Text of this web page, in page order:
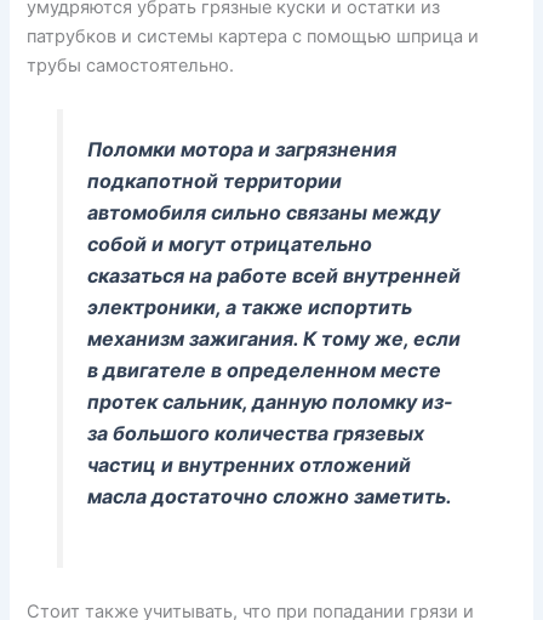
умудряются убрать грязные куски и остатки из
патрубков и системы картера с помощью шприца и
трубы самостоятельно.
Поломки мотора и загрязнения
подкапотной территории
автомобиля сильно связаны между
собой и могут отрицательно
сказаться на работе всей внутренней
электроники, а также испортить
механизм зажигания. К тому же, если
в двигателе в определенном месте
протек сальник, данную поломку из-
за большого количества грязевых
частиц и внутренних отложений
масла достаточно сложно заметить.
Стоит также учитывать, что при попадании грязи и